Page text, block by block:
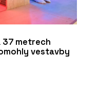
37 metrech
vestavby